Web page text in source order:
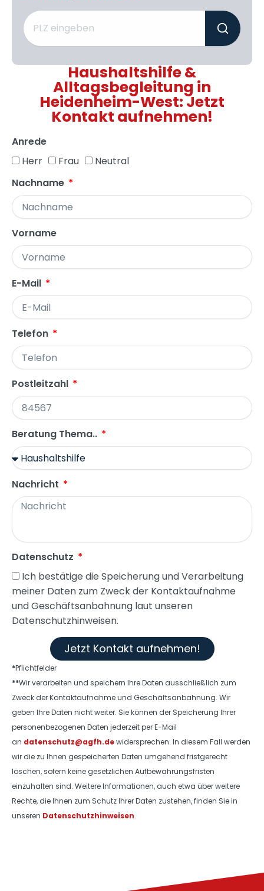
Haushaltshilfe &
Alltagsbegleitung in
Heidenheim-West: Jetzt
Kontakt aufnehmen!
Anrede
Herr
Frau
Neutral
Nachname
Vorname
E-Mail
Telefon
Postleitzahl
Beratung Thema..
Nachricht
Datenschutz
Ich bestätige die Speicherung und Verarbeitung
meiner Daten zum Zweck der Kontaktaufnahme
und Geschäftsanbahnung laut unseren
Datenschutzhinweisen.
Jetzt Kontakt aufnehmen!
*Pflichtfelder
**Wir verarbeiten und speichern Ihre Daten ausschließlich zum
Zweck der Kontaktaufnahme und Geschäftsanbahnung. Wir
geben Ihre Daten nicht weiter. Sie können der Speicherung Ihrer
personenbezogenen Daten jederzeit per E-Mail
an datenschutz@agfh.dewidersprechen. In diesem Fall werden
wir die zu Ihnen gespeicherten Daten umgehend fristgerecht
löschen, sofern keine gesetzlichen Aufbewahrungsfristen
einzuhalten sind. Weitere Informationen, auch etwa über weitere
Rechte, die Ihnen zum Schutz Ihrer Daten zustehen, finden Sie in
unseren Datenschutzhinweisen.